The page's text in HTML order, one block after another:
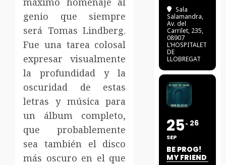
genio que siempre
será Tomas Lindberg.
Fue una tarea colosal
expresar visualmente
la profundidad y la
oscuridad de estas
letras y música para
un álbum completo,
que probablemente
sea también el disco
más oscuro en el que
Sala
Salamandra,
Av. del
Carrilet, 235,
08907
L'HOSPITALET
DE
LLOBREGAT
25
SEP
26
BE PROG!
MY FRIEND